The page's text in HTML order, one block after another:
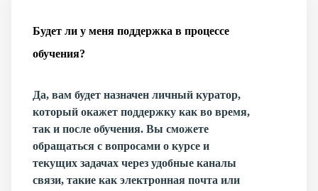
Будет ли у меня поддержка в процессе
обучения?
Да, вам будет назначен личный куратор,
который окажет поддержку как во время,
так и после обучения. Вы сможете
обращаться с вопросами о курсе и
текущих задачах через удобные каналы
связи, такие как электронная почта или